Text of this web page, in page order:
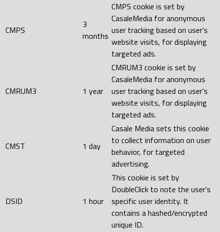
CMPS
3
months
CMPS cookie is set by
CasaleMedia for anonymous
user tracking based on user's
website visits, for displaying
targeted ads.
CMRUM3 1 year
CMRUM3 cookie is set by
CasaleMedia for anonymous
user tracking based on user's
website visits, for displaying
targeted ads.
CMST 1 day
Casale Media sets this cookie
to collect information on user
behavior, for targeted
advertising.
DSID 1 hour
This cookie is set by
DoubleClick to note the user's
specific user identity. It
contains a hashed/encrypted
unique ID.